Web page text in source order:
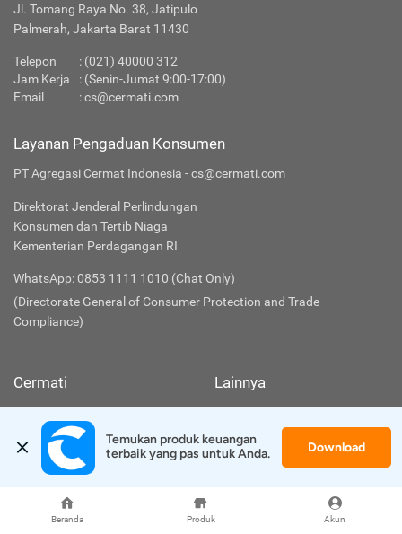
Beranda Produk Akun
Jl. Tomang Raya No. 38, Jatipulo
Palmerah, Jakarta Barat 11430
Telepon : (021) 40000 312
Jam Kerja
: (Senin-Jumat 9:00-17:00)
Email
:cs@cermati.com
Layanan Pengaduan Konsumen
PT Agregasi Cermat Indonesia - cs@cermati.com
Direktorat Jenderal Perlindungan
Konsumen dan Tertib Niaga
Kementerian Perdagangan RI
WhatsApp: 0853 1111 1010 (Chat Only)
(Directorate General of Consumer Protection and Trade
Compliance)
Cermati
Tentang Kami
Hubungi Kami
Lainnya
Kebijakan Privasi
Temukan produk keuangan
terbaik yang pas untuk Anda.
Download